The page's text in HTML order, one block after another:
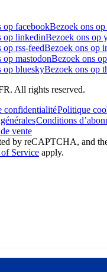
op facebookBezoek ons
op linkedinBezoek ons op
op rss-feedBezoek ons op
op mastodonBezoek ons
op blueskyBezoek ons op
All rights reserved.
confidentialitéPolitique
Conditions
vente
by reCAPTCHA, and
Service apply.